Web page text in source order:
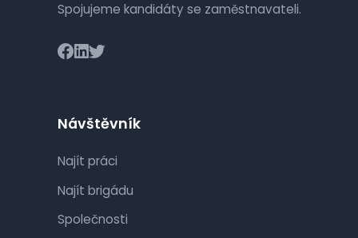
Spojujeme kandidáty se zaměstnavateli.
Návštěvník
Najít práci
Najít brigádu
Společnosti